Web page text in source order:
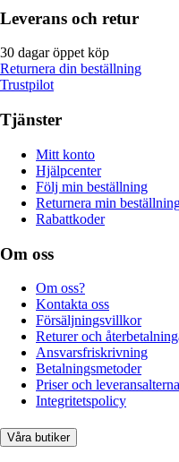
Leverans och retur
30 dagar öppet köp
Returnera din beställning
Trustpilot
Tjänster
Mitt konto
Hjälpcenter
Följ min beställning
Returnera min
Rabattkoder
Om oss
Om oss?
Kontakta oss
Försäljningsvillkor
Returer och
Ansvarsfriskrivning
Betalningsmetoder
Priser och
Integritetspolicy
Våra butiker